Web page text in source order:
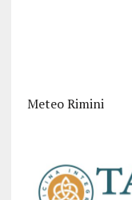
Meteo Rimini